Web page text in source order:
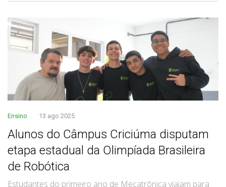
Ensino 13 ago 2025
Alunos do Câmpus Criciúma disputam
etapa estadual da Olimpíada Brasileira
de Robótica
Estudantes do primeiro ano de Mecatrônica viajam para